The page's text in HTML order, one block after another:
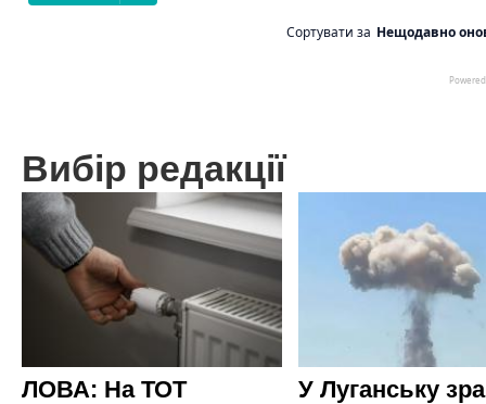
Вибір редакції
ЛОВА: На ТОТ
У Луганську